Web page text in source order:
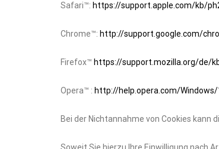
Safari™: https://support.apple.com/kb/
Chrome™: http://support.google.com/
Firefox™ https://support.mozilla.org/de/
Opera™ : http://help.opera.com/
Bei der Nichtannahme von Cookies kann